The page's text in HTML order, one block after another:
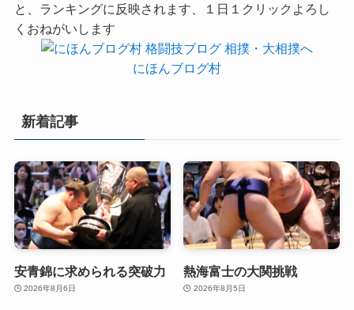
と、ランキングに反映されます、１日１クリックよろし
くおねがいします
にほんブログ村
新着記事
安青錦に求められる突破力
2026年8月6日
熱海富士の大関挑戦
2026年8月5日